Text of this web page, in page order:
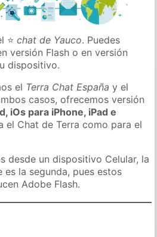
⭐chat de Yauco. Puedes
versión Flash o en versión
dispositivo.
el Terra Chat España y el
casos, ofrecemos versión
iOs para iPhone, iPad e
el Chat de Terra como para el
desde un dispositivo Celular, la
la segunda, pues estos
Adobe Flash.